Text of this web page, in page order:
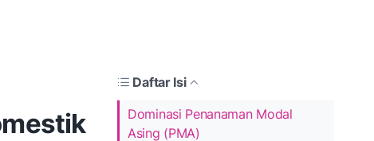
Daftar Isi
Dominasi Penanaman Modal
Asing (PMA)